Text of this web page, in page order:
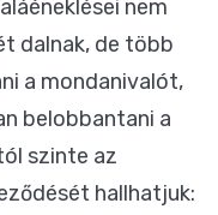
nem
dalnak, de több
a mondanivalót,
belobbantani a
szinte az
hallhatjuk: